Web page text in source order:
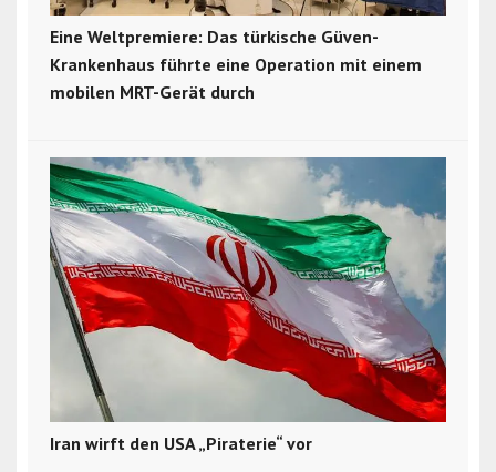
Eine Weltpremiere: Das türkische Güven-
Krankenhaus führte eine Operation mit einem
mobilen MRT-Gerät durch
Iran wirft den USA „Piraterie“ vor